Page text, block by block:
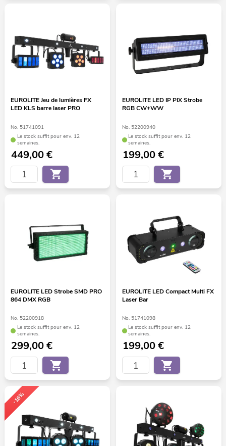
EUROLITE Jeu de lumières FX
LED KLS barre laser PRO
No. 51741091
Le stock suffit pour env. 12
semaines.
449,00€
EUROLITE LED IP PIX Strobe
RGB CW+WW
No. 52200940
Le stock suffit pour env. 12
semaines.
199,00€
EUROLITE LED Strobe SMD PRO
864 DMX RGB
No. 52200918
Le stock suffit pour env. 12
semaines.
299,00€
EUROLITE LED Compact Multi FX
Laser Bar
No. 51741098
Le stock suffit pour env. 12
semaines.
199,00€
-16%